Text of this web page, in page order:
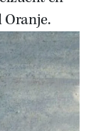
Zoek
Oranje.